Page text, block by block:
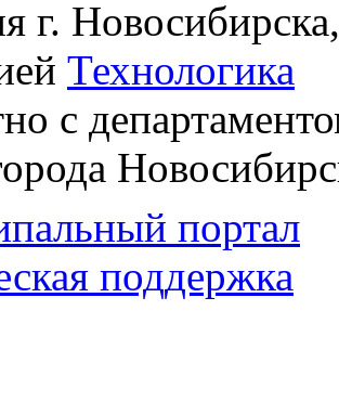
г.
Технологика
с
портал
поддержка